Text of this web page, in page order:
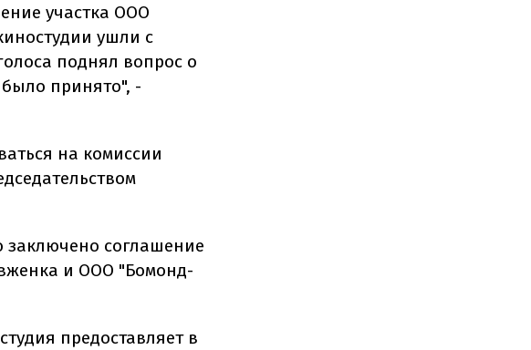
участка ООО
ушли с
поднял вопрос о
принято", -
на комиссии
заключено соглашение
и ООО "Бомонд-
предоставляет в